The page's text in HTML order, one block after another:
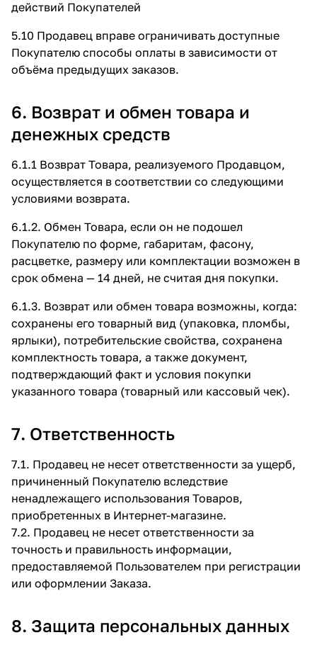
действий Покупателей
5.10 Продавец вправе ограничивать доступные
Покупателю способы оплаты в зависимости от
объёма предыдущих заказов.
6. Возврат и обмен товара и
денежных средств
6.1.1 Возврат Товара, реализуемого Продавцом,
осуществляется в соответствии со следующими
условиями возврата.
6.1.2. Обмен Товара, если он не подошел
Покупателю по форме, габаритам, фасону,
расцветке, размеру или комплектации возможен в
срок обмена — 14 дней, не считая дня покупки.
6.1.3. Возврат или обмен товара возможны, когда:
сохранены его товарный вид (упаковка, пломбы,
ярлыки), потребительские свойства, сохранена
комплектность товара, а также документ,
подтверждающий факт и условия покупки
указанного товара (товарный или кассовый чек).
7. Ответственность
7.1. Продавец не несет ответственности за ущерб,
причиненный Покупателю вследствие
ненадлежащего использования Товаров,
приобретенных в Интернет-магазине.
7.2. Продавец не несет ответственности за
точность и правильность информации,
предоставляемой Пользователем при регистрации
или оформлении Заказа.
8. Защита персональных данных